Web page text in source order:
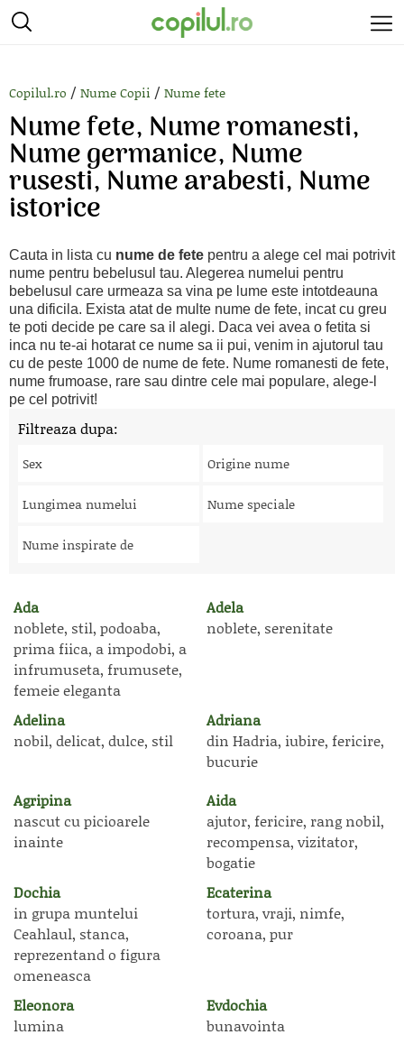
Copilul.ro / Nume Copii / Nume fete
Nume fete, Nume romanesti,
Nume germanice, Nume
rusesti, Nume arabesti, Nume
istorice
Cauta in lista cu nume de fete pentru a alege cel mai potrivit
nume pentru bebelusul tau. Alegerea numelui pentru
bebelusul care urmeaza sa vina pe lume este intotdeauna
una dificila. Exista atat de multe nume de fete, incat cu greu
te poti decide pe care sa il alegi. Daca vei avea o fetita si
inca nu te-ai hotarat ce nume sa ii pui, venim in ajutorul tau
cu de peste 1000 de nume de fete. Nume romanesti de fete,
nume frumoase, rare sau dintre cele mai populare, alege-l
pe cel potrivit!
Filtreaza dupa:
Sex Origine nume
Lungimea numelui Nume speciale
Nume inspirate de
Ada
noblete, stil, podoaba,
prima fiica, a impodobi, a
infrumuseta, frumusete,
femeie eleganta
Adela
noblete, serenitate
Adelina
nobil, delicat, dulce, stil
Adriana
din Hadria, iubire, fericire,
bucurie
Agripina
nascut cu picioarele
inainte
Aida
ajutor, fericire, rang nobil,
recompensa, vizitator,
bogatie
Dochia
in grupa muntelui
Ceahlaul, stanca,
reprezentand o figura
omeneasca
Ecaterina
tortura, vraji, nimfe,
coroana, pur
Eleonora
lumina
Evdochia
bunavointa